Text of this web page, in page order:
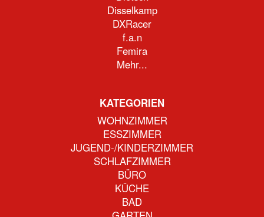
Disselkamp
DXRacer
f.a.n
Femira
Mehr...
KATEGORIEN
WOHNZIMMER
ESSZIMMER
JUGEND-/KINDERZIMMER
SCHLAFZIMMER
BÜRO
KÜCHE
BAD